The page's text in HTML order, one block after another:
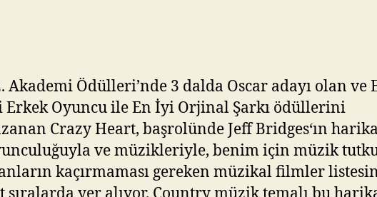
z
Akademi Ödülleri’nde 3 dalda Oscar adayı olan ve
Erkek Oyuncu ile En İyi Orjinal Şarkı ödüllerini
Crazy Heart, başrolünde Jeff Bridges‘ın harika
ve müzikleriyle, benim için müzik
kaçırmaması gereken müzikal filmler